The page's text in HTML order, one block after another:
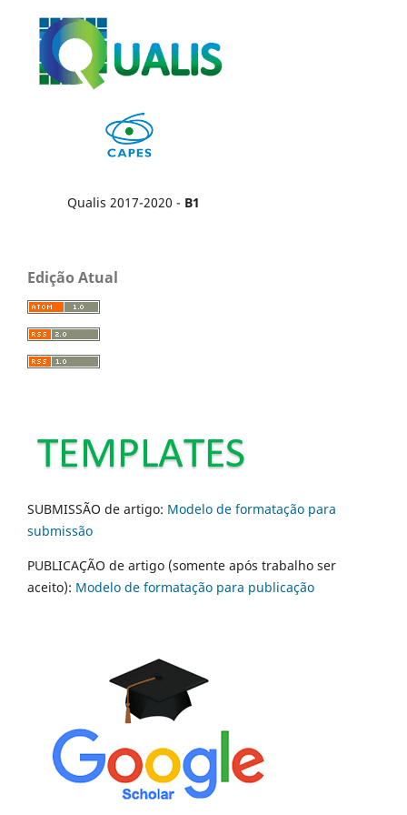
Qualis 2017-2020 - B1
Edição Atual
SUBMISSÃO de artigo: Modelo de formatação para
submissão
PUBLICAÇÃO de artigo (somente após trabalho ser
aceito): Modelo de formatação para publicação